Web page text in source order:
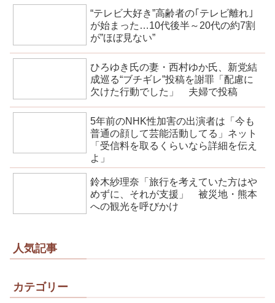
“テレビ大好き”高齢者の｢テレビ離れ｣
が始まった…10代後半～20代の約7割
が”ほぼ見ない”
ひろゆき氏の妻・西村ゆか氏、新党結
成巡る“ブチギレ”投稿を謝罪「配慮に
欠けた行動でした」 夫婦で投稿
5年前のNHK性加害の出演者は「今も
普通の顔して芸能活動してる」ネット
「受信料を取るくらいなら詳細を伝え
よ」
鈴木紗理奈「旅行を考えていた方はや
めずに、それが支援」 被災地・熊本
への観光を呼びかけ
人気記事
カテゴリー